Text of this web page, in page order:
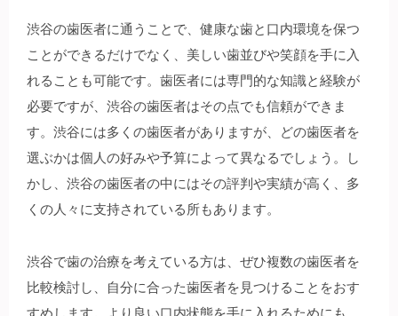
渋谷の歯医者に通うことで、健康な歯と口内環境を保つ
ことができるだけでなく、美しい歯並びや笑顔を手に入
れることも可能です。歯医者には専門的な知識と経験が
必要ですが、渋谷の歯医者はその点でも信頼ができま
す。渋谷には多くの歯医者がありますが、どの歯医者を
選ぶかは個人の好みや予算によって異なるでしょう。し
かし、渋谷の歯医者の中にはその評判や実績が高く、多
くの人々に支持されている所もあります。
渋谷で歯の治療を考えている方は、ぜひ複数の歯医者を
比較検討し、自分に合った歯医者を見つけることをおす